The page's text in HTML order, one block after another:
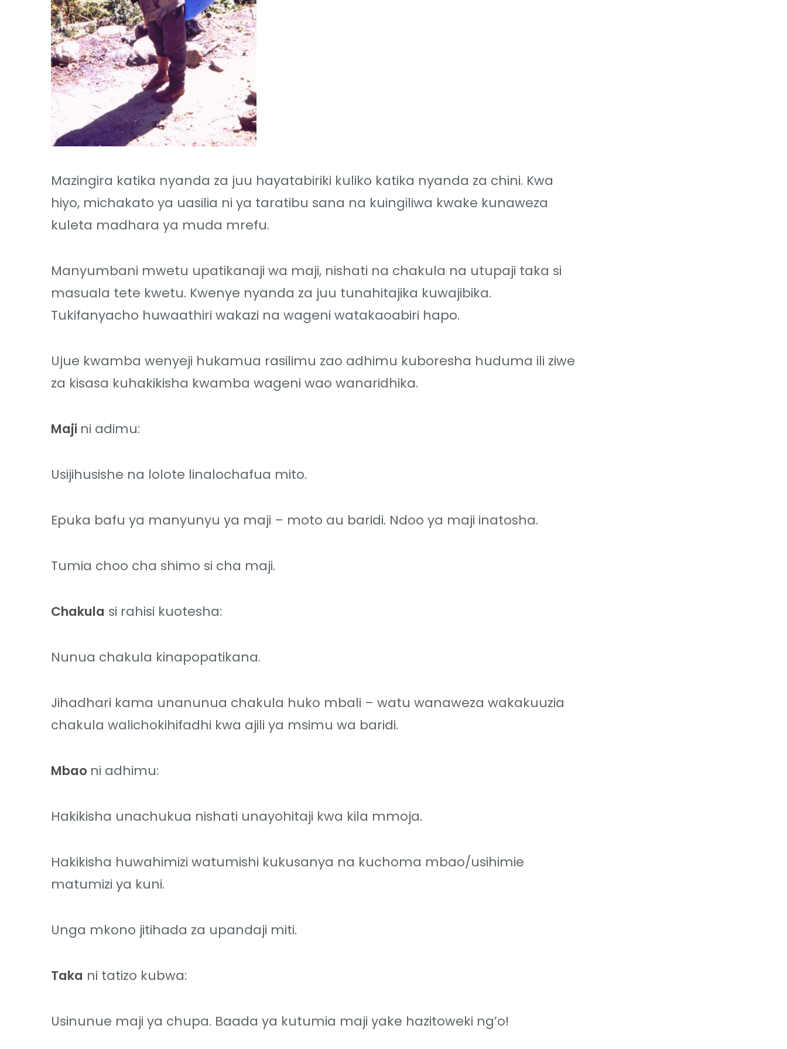
Mazingira katika nyanda za juu hayatabiriki kuliko katika nyanda za chini. Kwa
hiyo, michakato ya uasilia ni ya taratibu sana na kuingiliwa kwake kunaweza
kuleta madhara ya muda mrefu.
Manyumbani mwetu upatikanaji wa maji, nishati na chakula na utupaji taka si
masuala tete kwetu. Kwenye nyanda za juu tunahitajika kuwajibika.
Tukifanyacho huwaathiri wakazi na wageni watakaoabiri hapo.
Ujue kwamba wenyeji hukamua rasilimu zao adhimu kuboresha huduma ili ziwe
za kisasa kuhakikisha kwamba wageni wao wanaridhika.
Maji ni adimu:
Usijihusishe na lolote linalochafua mito.
Epuka bafu ya manyunyu ya maji – moto au baridi. Ndoo ya maji inatosha.
Tumia choo cha shimo si cha maji.
Chakula si rahisi kuotesha:
Nunua chakula kinapopatikana.
Jihadhari kama unanunua chakula huko mbali – watu wanaweza wakakuuzia
chakula walichokihifadhi kwa ajili ya msimu wa baridi.
Mbao ni adhimu:
Hakikisha unachukua nishati unayohitaji kwa kila mmoja.
Hakikisha huwahimizi watumishi kukusanya na kuchoma mbao/usihimie
matumizi ya kuni.
Unga mkono jitihada za upandaji miti.
Taka ni tatizo kubwa:
Usinunue maji ya chupa. Baada ya kutumia maji yake hazitoweki ng’o!